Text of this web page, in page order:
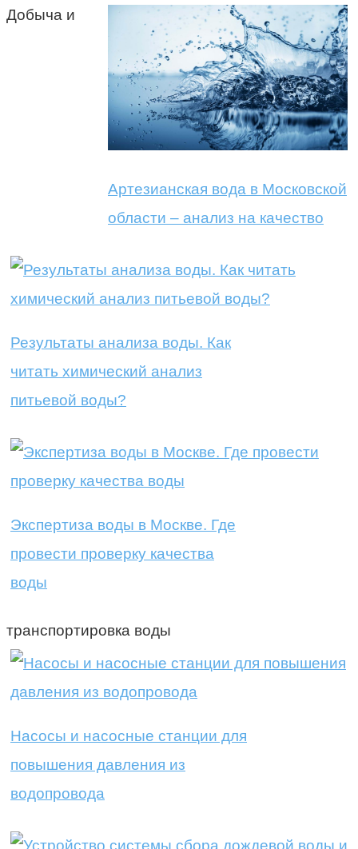
Артезианская вода в Московской
области – анализ на качество
Результаты анализа воды. Как
читать химический анализ
питьевой воды?
Экспертиза воды в Москве. Где
провести проверку качества
воды
Добыча и
транспортировка воды
Насосы и насосные станции для
повышения давления из
водопровода